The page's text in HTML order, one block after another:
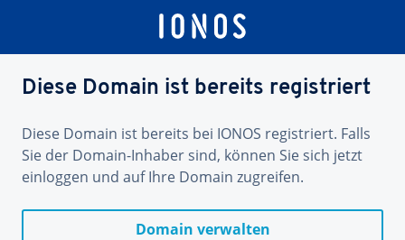
Diese Domain ist bereits registriert
Diese Domain ist bereits bei IONOS registriert. Falls
Sie der Domain-Inhaber sind, können Sie sich jetzt
einloggen und auf Ihre Domain zugreifen.
Domain verwalten